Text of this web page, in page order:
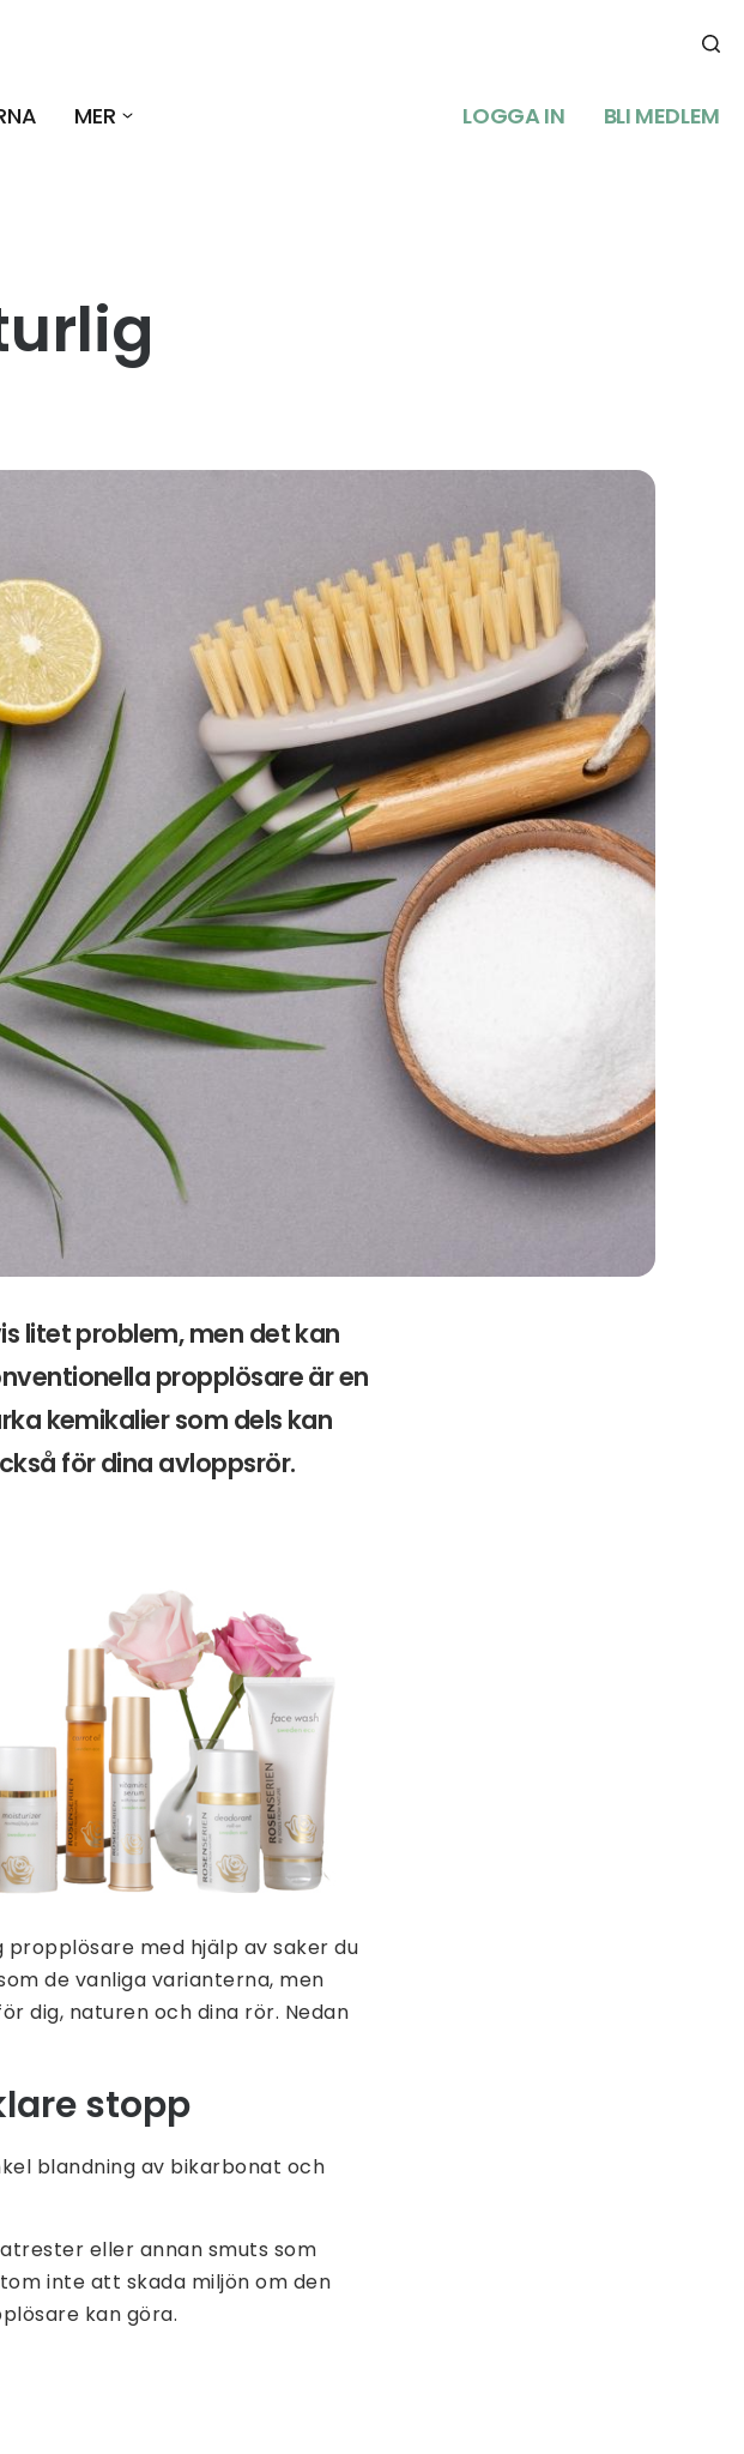
MER LOGGA IN BLI MEDLEM
litet problem, men det kan
propplösare är en
kemikalier som dels kan
för dina avloppsrör.
med hjälp av saker du
de vanliga varianterna, men
dig, naturen och dina rör. Nedan
stopp
blandning av bikarbonat och
eller annan smuts som
inte att skada miljön om den
kan göra.